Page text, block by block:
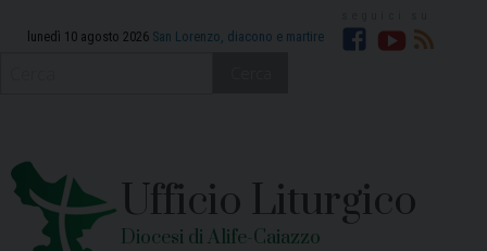
lunedì 10 agosto 2026 San Lorenzo, diacono e martire
Ufficio Liturgico
Diocesi di Alife-Caiazzo